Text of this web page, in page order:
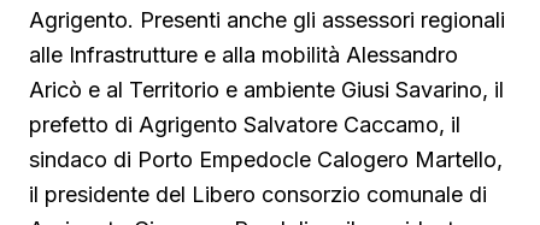
Agrigento. Presenti anche gli assessori regionali
alle Infrastrutture e alla mobilità Alessandro
Aricò e al Territorio e ambiente Giusi Savarino, il
prefetto di Agrigento Salvatore Caccamo, il
sindaco di Porto Empedocle Calogero Martello,
il presidente del Libero consorzio comunale di